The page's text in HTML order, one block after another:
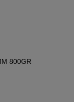
800GR